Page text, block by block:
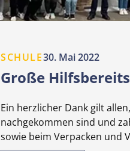
SCHULE30. Mai 2022
Große
Ein herzlicher Dank gilt
nachgekommen sind und
sowie beim Verpacken und